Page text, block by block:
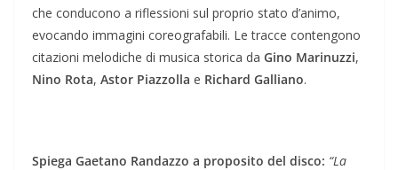
che conducono a riflessioni sul proprio stato d’animo,
evocando immagini coreografabili. Le tracce contengono
citazioni melodiche di musica storica da Gino Marinuzzi,
Nino Rota, Astor Piazzolla e Richard Galliano.
Spiega Gaetano Randazzo a proposito del disco: “La